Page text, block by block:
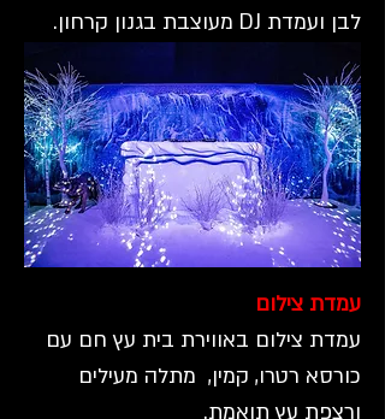
לבן ועמדת DJ מעוצבת בגנון קרחון.
עמדת צילום
עמדת צילום באווירת בית עץ חם עם
כורסא רטרו, קמין, מתלה מעילים
ורצפת עץ תואמת.